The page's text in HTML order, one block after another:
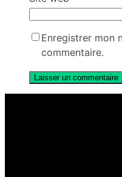
Enregistrer mon
commentaire.